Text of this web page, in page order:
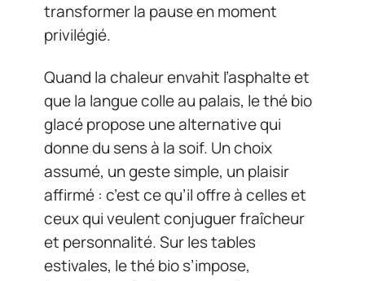
transformer la pause en moment
privilégié.
Quand la chaleur envahit l’asphalte et
que la langue colle au palais, le thé bio
glacé propose une alternative qui
donne du sens à la soif. Un choix
assumé, un geste simple, un plaisir
affirmé : c’est ce qu’il offre à celles et
ceux qui veulent conjuguer fraîcheur
et personnalité. Sur les tables
estivales, le thé bio s’impose,